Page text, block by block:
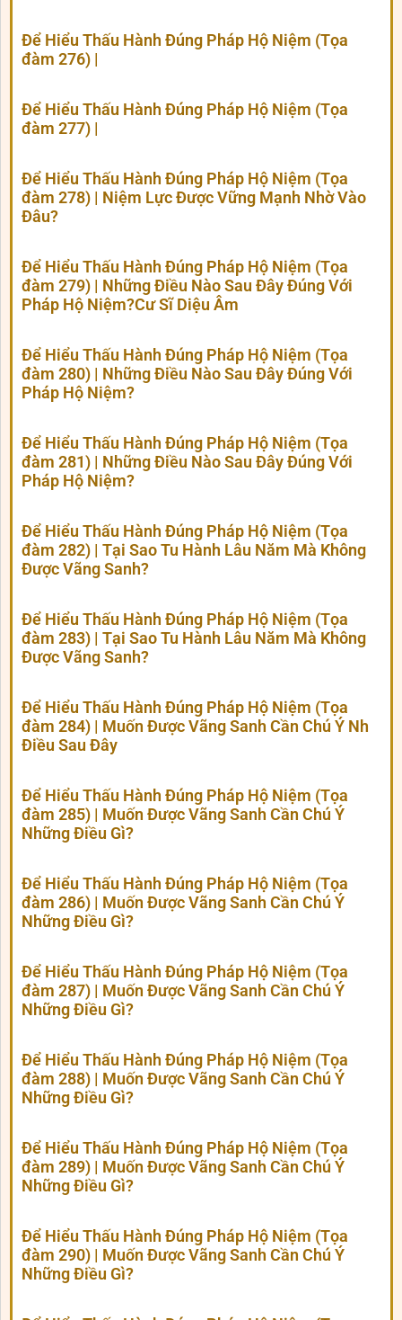
Để Hiểu Thấu Hành Đúng Pháp Hộ Niệm (Tọa
đàm 276) |
Để Hiểu Thấu Hành Đúng Pháp Hộ Niệm (Tọa
đàm 277) |
Để Hiểu Thấu Hành Đúng Pháp Hộ Niệm (Tọa
đàm 278) | Niệm Lực Được Vững Mạnh Nhờ Vào
Đâu?
Để Hiểu Thấu Hành Đúng Pháp Hộ Niệm (Tọa
đàm 279) | Những Điều Nào Sau Đây Đúng Với
Pháp Hộ Niệm?Cư Sĩ Diệu Âm
Để Hiểu Thấu Hành Đúng Pháp Hộ Niệm (Tọa
đàm 280) | Những Điều Nào Sau Đây Đúng Với
Pháp Hộ Niệm?
Để Hiểu Thấu Hành Đúng Pháp Hộ Niệm (Tọa
đàm 281) | Những Điều Nào Sau Đây Đúng Với
Pháp Hộ Niệm?
Để Hiểu Thấu Hành Đúng Pháp Hộ Niệm (Tọa
đàm 282) | Tại Sao Tu Hành Lâu Năm Mà Không
Được Vãng Sanh?
Để Hiểu Thấu Hành Đúng Pháp Hộ Niệm (Tọa
đàm 283) | Tại Sao Tu Hành Lâu Năm Mà Không
Được Vãng Sanh?
Để Hiểu Thấu Hành Đúng Pháp Hộ Niệm (Tọa
đàm 284) | Muốn Được Vãng Sanh Cần Chú Ý Nh
Điều Sau Đây
Để Hiểu Thấu Hành Đúng Pháp Hộ Niệm (Tọa
đàm 285) | Muốn Được Vãng Sanh Cần Chú Ý
Những Điều Gì?
Để Hiểu Thấu Hành Đúng Pháp Hộ Niệm (Tọa
đàm 286) | Muốn Được Vãng Sanh Cần Chú Ý
Những Điều Gì?
Để Hiểu Thấu Hành Đúng Pháp Hộ Niệm (Tọa
đàm 287) | Muốn Được Vãng Sanh Cần Chú Ý
Những Điều Gì?
Để Hiểu Thấu Hành Đúng Pháp Hộ Niệm (Tọa
đàm 288) | Muốn Được Vãng Sanh Cần Chú Ý
Những Điều Gì?
Để Hiểu Thấu Hành Đúng Pháp Hộ Niệm (Tọa
đàm 289) | Muốn Được Vãng Sanh Cần Chú Ý
Những Điều Gì?
Để Hiểu Thấu Hành Đúng Pháp Hộ Niệm (Tọa
đàm 290) | Muốn Được Vãng Sanh Cần Chú Ý
Những Điều Gì?